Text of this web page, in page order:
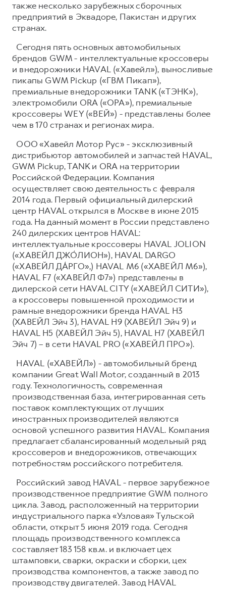
также несколько зарубежных сборочных
предприятий в Эквадоре, Пакистан и других
странах.
Сегодня пять основных автомобильных
брендов GWM - интеллектуальные кроссоверы
и внедорожники HAVAL («Хавейл»), выносливые
пикапы GWM Pickup («ГВМ Пикап»),
премиальные внедорожники TANK («ТЭНК»),
электромобили ORA («ОРА»), премиальные
кроссоверы WEY («ВЕЙ») - представлены более
чем в 170 странах и регионах мира.
ООО «Хавейл Мотор Рус» - эксклюзивный
дистрибьютор автомобилей и запчастей HAVAL,
GWM Pickup, TANK и ORA на территории
Российской Федерации. Компания
осуществляет свою деятельность с февраля
2014 года. Первый официальный дилерский
центр HAVAL открылся в Москве в июне 2015
года. На данный момент в России представлено
240 дилерских центров HAVAL:
интеллектуальные кроссоверы HAVAL JOLION
(«ХАВЕЙЛ ДЖО́ЛИОН»), HAVAL DARGO
(«ХАВЕЙЛ ДА́РГО»,) HAVAL М6 («ХАВЕЙЛ M6»),
HAVAL F7 («ХАВЕЙЛ Ф7») представлены в
дилерской сети HAVAL CITY («ХАВЕЙЛ СИТИ»),
а кроссоверы повышенной проходимости и
рамные внедорожники бренда HAVAL H3
(ХАВЕЙЛ Эйч 3), HAVAL H9 (ХАВЕЙЛ Эйч 9) и
HAVAL H5 (ХАВЕЙЛ Эйч 5), HAVAL H7 (ХАВЕЙЛ
Эйч 7) – в сети HAVAL PRO («ХАВЕЙЛ ПРО»).
HAVAL («ХАВЕЙЛ») - автомобильный бренд
компании Great Wall Motor, созданный в 2013
году. Технологичность, современная
производственная база, интегрированная сеть
поставок комплектующих от лучших
иностранных производителей являются
основой успешного развития HAVAL. Компания
предлагает сбалансированный модельный ряд
кроссоверов и внедорожников, отвечающих
потребностям российского потребителя.
Российский завод HAVAL - первое зарубежное
производственное предприятие GWM полного
цикла. Завод, расположенный на территории
индустриального парка «Узловая» Тульской
области, открыт 5 июня 2019 года. Сегодня
площадь производственного комплекса
составляет 183 158 кв.м. и включает цех
штамповки, сварки, окраски и сборки, цех
производства компонентов, а также завод по
производству двигателей. Завод HAVAL